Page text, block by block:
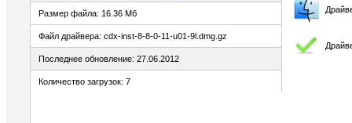
Размер файла: 16.36 Мб
Файл драйвера: cdx-inst-8-8-0-11-u01-9l.dmg.gz
Последнее обновление: 27.06.2012
Количество загрузок: 7